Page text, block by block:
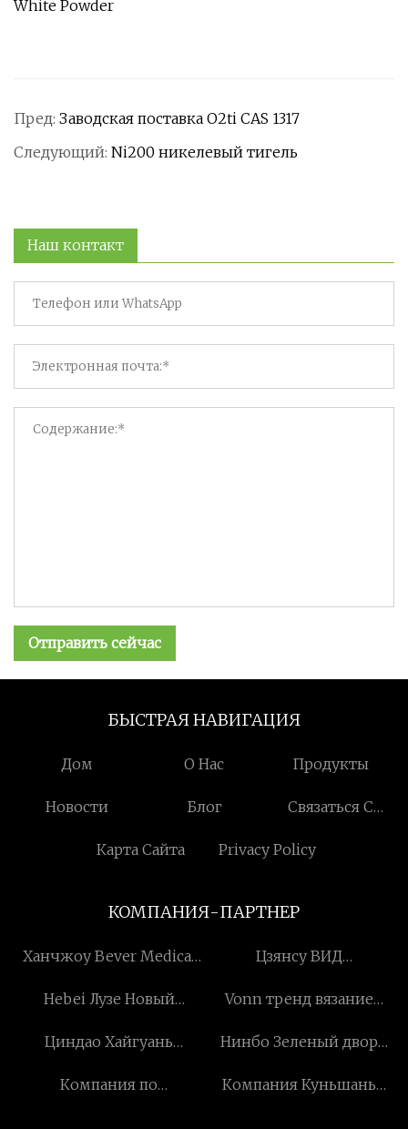
Пред: Заводская поставка O2ti CAS 1317
Следующий: Ni200 никелевый тигель
Наш контакт
Отправить сейчас
БЫСТРАЯ НАВИГАЦИЯ
Дом О Нас Продукты
Новости Блог
Связаться С
Карта Сайта
Privacy Policy
КОМПАНИЯ-ПАРТНЕР
Ханчжоу Bever Medical
Цзянсу ВИД
Компания, ООО
Hebei Лузе Новый
Co., ООО
Vonn тренд вязание
Циндао Хайгуань
Оборудование Ко., Лтд.
Нинбо Зеленый двор
ООО
Компания по
Компания Куньшань